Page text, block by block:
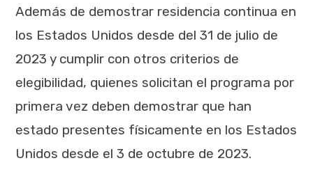
Además de demostrar residencia continua en
los Estados Unidos desde del 31 de julio de
2023 y cumplir con otros criterios de
elegibilidad, quienes solicitan el programa por
primera vez deben demostrar que han
estado presentes físicamente en los Estados
Unidos desde el 3 de octubre de 2023.